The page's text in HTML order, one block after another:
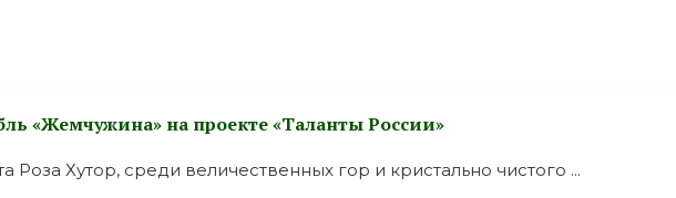
«Жемчужина» на проекте «Таланты России»
Роза Хутор, среди величественных гор и кристально чистого ...